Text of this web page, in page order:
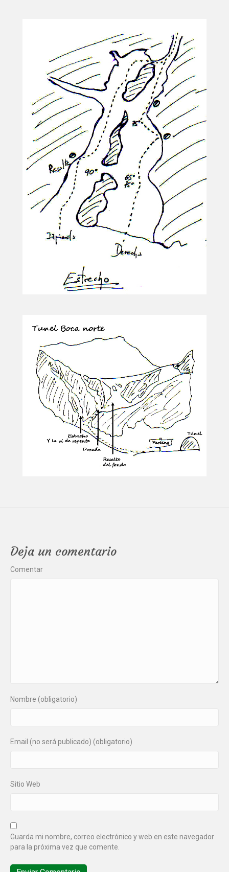
Deja un comentario
Comentar
Nombre (obligatorio)
Email (no será publicado) (obligatorio)
Sitio Web
Guarda mi nombre, correo electrónico y web en este navegador
para la próxima vez que comente.